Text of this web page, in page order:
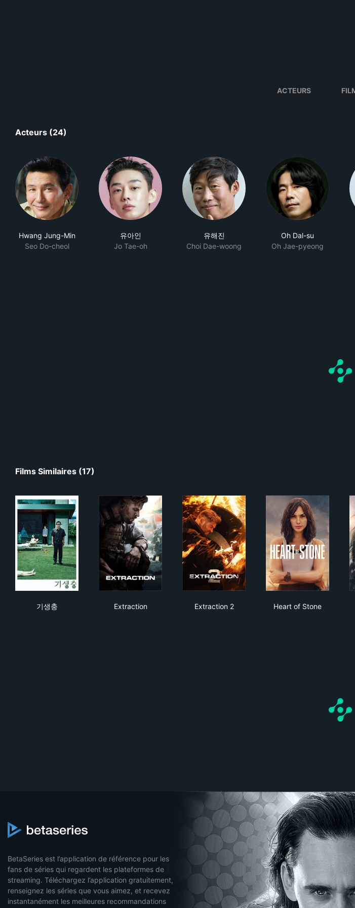
ACTEURS
Acteurs (24)
Hwang Jung-Min
Seo Do-cheol
유아인
Jo Tae-oh
유해진
Choi Dae-woong
Oh Dal-su
Oh Jae-pyeong
Films Similaires (17)
기생충
Extraction
Extraction 2
Heart of Stone
BetaSeries est l’application de référence pour les
fans de séries qui regardent les plateformes de
streaming. Téléchargez l’application gratuitement,
renseignez les séries que vous aimez, et recevez
instantanément les meilleures recommandations